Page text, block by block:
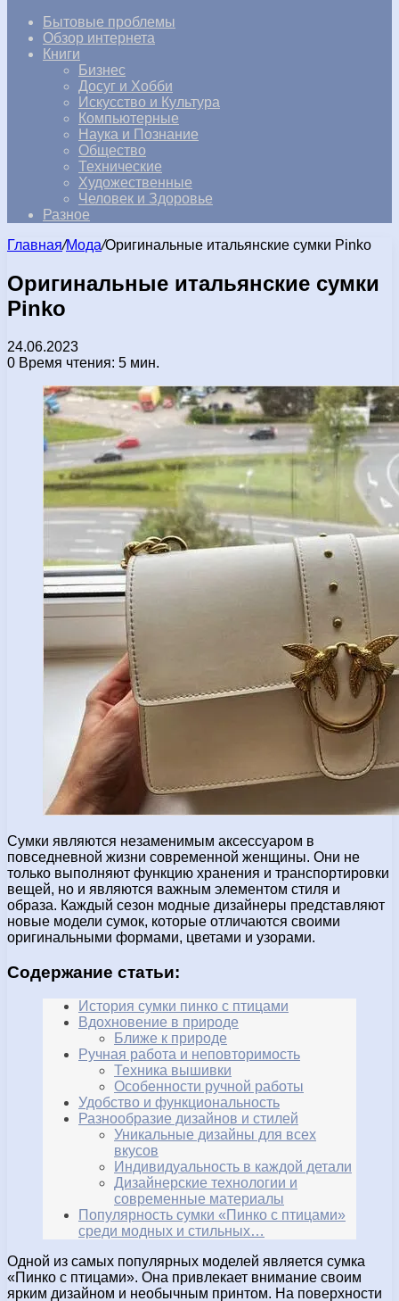
Бытовые проблемы
Обзор интернета
Книги
Бизнес
Досуг и Хобби
Искусство и Культура
Компьютерные
Наука и Познание
Общество
Технические
Художественные
Человек и Здоровье
Разное
Главная/Мода/Оригинальные итальянские сумки Pinko
Оригинальные итальянские сумки
Pinko
24.06.2023
0 Время чтения: 5 мин.
Сумки являются незаменимым аксессуаром в
повседневной жизни современной женщины. Они не
только выполняют функцию хранения и транспортировки
вещей, но и являются важным элементом стиля и
образа. Каждый сезон модные дизайнеры представляют
новые модели сумок, которые отличаются своими
оригинальными формами, цветами и узорами.
Содержание статьи:
История сумки пинко с птицами
Вдохновение в природе
Ближе к природе
Ручная работа и неповторимость
Техника вышивки
Особенности ручной работы
Удобство и функциональность
Разнообразие дизайнов и стилей
Уникальные дизайны для всех
вкусов
Индивидуальность в каждой детали
Дизайнерские технологии и
современные материалы
Популярность сумки «Пинко с птицами»
среди модных и стильных…
Одной из самых популярных моделей является сумка
«Пинко с птицами». Она привлекает внимание своим
ярким дизайном и необычным принтом. На поверхности